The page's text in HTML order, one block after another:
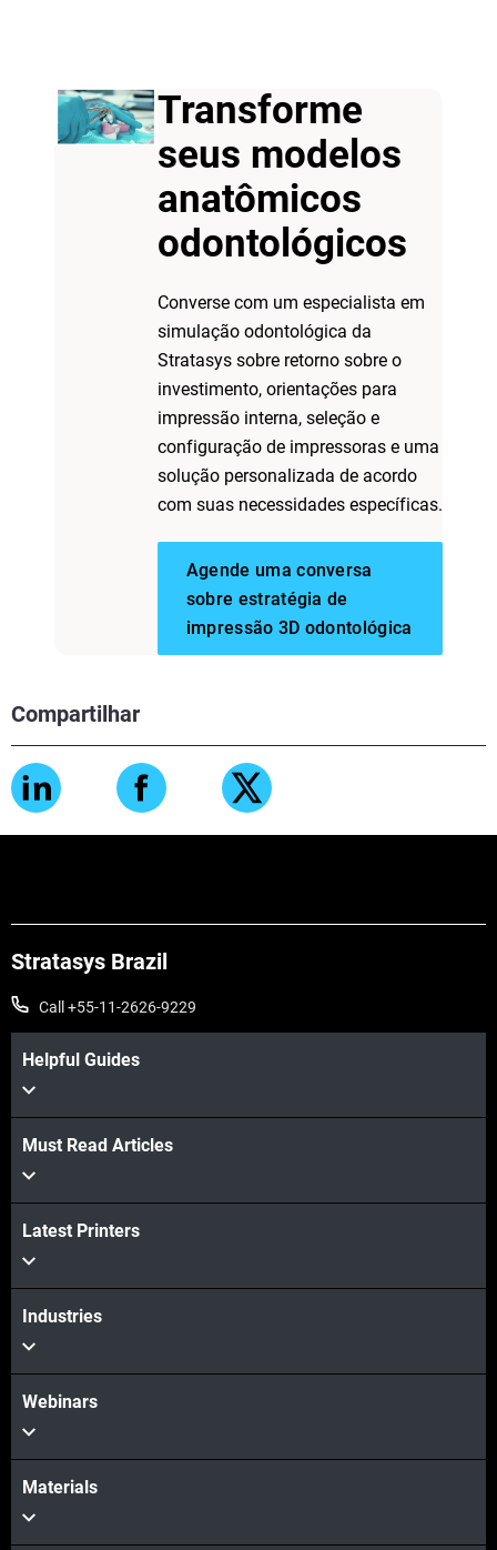
Transforme
seus modelos
anatômicos
odontológicos
Converse com um especialista em
simulação odontológica da
Stratasys sobre retorno sobre o
investimento, orientações para
impressão interna, seleção e
configuração de impressoras e uma
solução personalizada de acordo
com suas necessidades específicas.
Agende uma conversa
sobre estratégia de
impressão 3D odontológica
Compartilhar
Stratasys Brazil
Call +55-11-2626-9229
Helpful Guides
Must Read Articles
Latest Printers
Industries
Webinars
Materials